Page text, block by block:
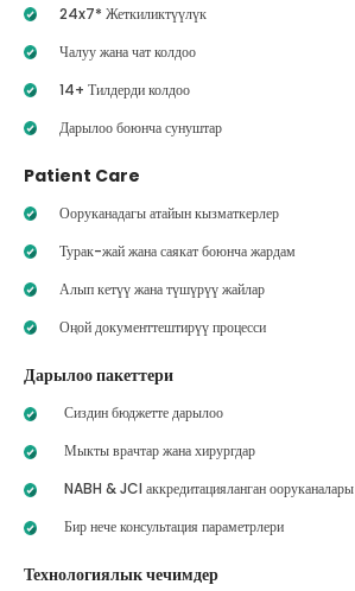
24x7* Жеткиликтүүлүк
Чалуу жана чат колдоо
14+ Тилдерди колдоо
Дарылоо боюнча сунуштар
Patient Care
Ооруканадагы атайын кызматкерлер
Турак-жай жана саякат боюнча жардам
Алып кетүү жана түшүрүү жайлар
Оңой документтештирүү процесси
Дарылоо пакеттери
Сиздин бюджетте дарылоо
Мыкты врачтар жана хирургдар
NABH & JCI аккредитацияланган ооруканалары
Бир нече консультация параметрлери
Технологиялык чечимдер